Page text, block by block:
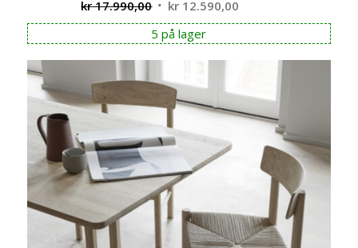
kr17.990,00 Opprinnelig
pris
var:
kr 17.990,00.
kr 12.590,00
pris
er:
kr 12.590,00.
5 på lager